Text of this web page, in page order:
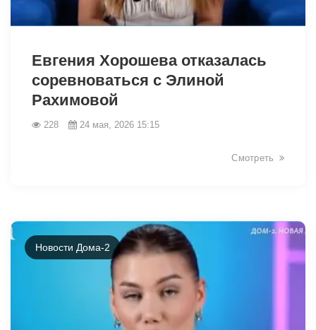
Евгения Хорошева отказалась
соревноваться с Элиной
Рахимовой
228 24 мая, 2026 15:15
Смотреть
Новости Дома-2